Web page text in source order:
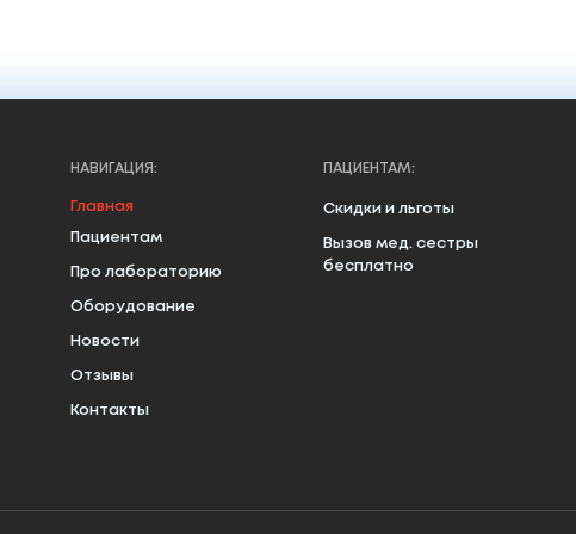
НАВИГАЦИЯ:
Главная
Пациентам
Про лабораторию
Оборудование
Новости
Отзывы
Контакты
ПАЦИЕНТАМ:
Скидки и льготы
Вызов мед. сестры
бесплатно